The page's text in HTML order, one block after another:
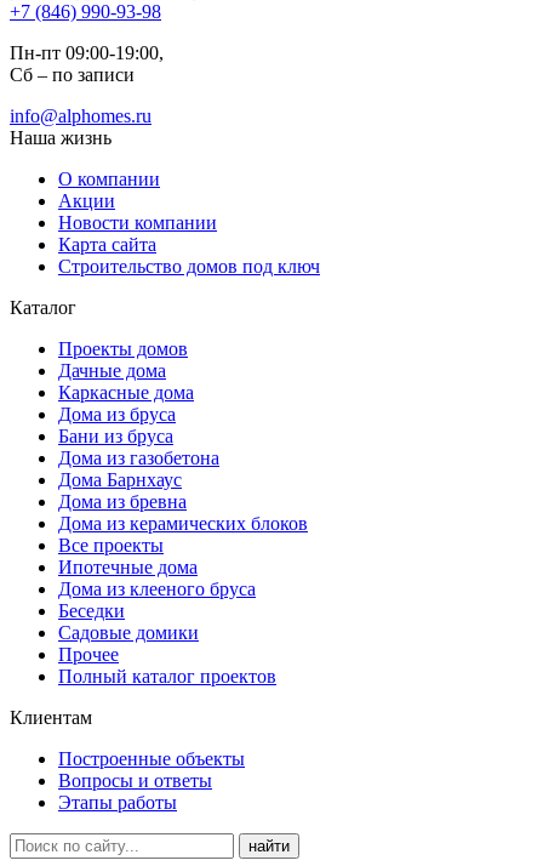
+7 (846) 990-93-98
Пн-пт 09:00-19:00,
Сб – по записи
info@alphomes.ru
Наша жизнь
О компании
Акции
Новости компании
Карта сайта
Строительство домов под ключ
Каталог
Проекты домов
Дачные дома
Каркасные дома
Дома из бруса
Бани из бруса
Дома из газобетона
Дома Барнхаус
Дома из бревна
Дома из керамических блоков
Все проекты
Ипотечные дома
Дома из клееного бруса
Беседки
Садовые домики
Прочее
Полный каталог проектов
Клиентам
Построенные объекты
Вопросы и ответы
Этапы работы
найти